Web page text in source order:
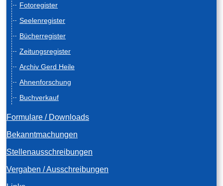
Fotoregister
Seelenregister
Bücherregister
Zeitungsregister
Archiv Gerd Heile
Ahnenforschung
Buchverkauf
Formulare / Downloads
Bekanntmachungen
Stellenausschreibungen
Vergaben / Ausschreibungen